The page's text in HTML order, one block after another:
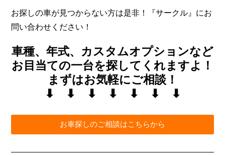
お探しの車が見つからない方は是非！『サークル』にお
問い合わせください！
車種、年式、カスタムオプションなど
お目当ての一台を探してくれますよ！
まずはお気軽にご相談！
⬇︎ ⬇︎ ⬇︎ ⬇︎ ⬇︎ ⬇︎ ⬇︎
お車探しのご相談はこちらから